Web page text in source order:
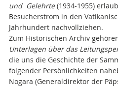
und Gelehrte(1934-1955)
Besucherstrom in den
Jahrhundert nachvollziehen.
Zum Historischen Archiv
Unterlagen über das
die uns die Geschichte der
folgender Persönlichkeiten
Nogara (Generaldirektor der